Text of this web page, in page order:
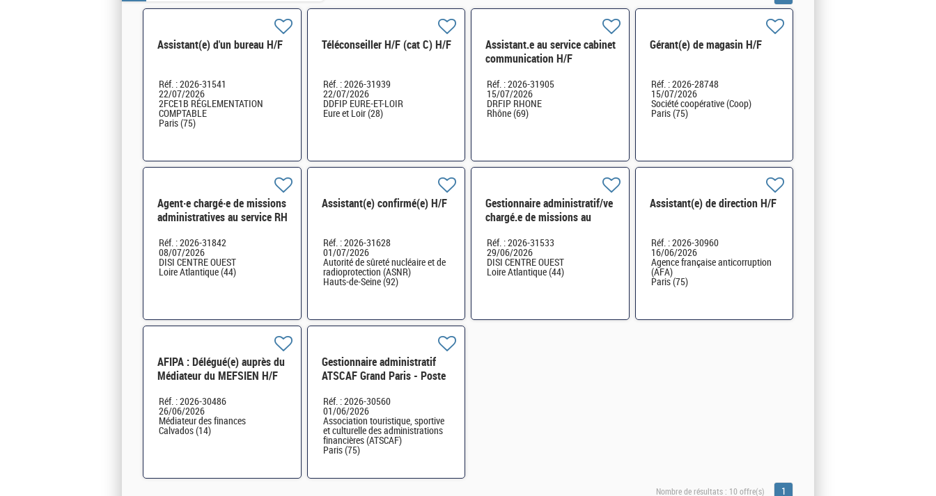
Assistant(e) d'un bureau H/F
Réf. : 2026-31541
22/07/2026
2FCE1B RÉGLEMENTATION
COMPTABLE
Paris (75)
Téléconseiller H/F (cat C) H/F
Réf. : 2026-31939
22/07/2026
DDFIP EURE-ET-LOIR
Eure et Loir (28)
Assistant.e au service cabinet
communication H/F
Réf. : 2026-31905
15/07/2026
DRFIP RHONE
Rhône (69)
Gérant(e) de magasin H/F
Réf. : 2026-28748
15/07/2026
Société coopérative (Coop)
Paris (75)
Agent·e chargé·e de missions
administratives au service RH
Réf. : 2026-31842
08/07/2026
DISI CENTRE OUEST
Loire Atlantique (44)
Assistant(e) confirmé(e) H/F
Réf. : 2026-31628
01/07/2026
Autorité de sûreté nucléaire et de
radioprotection (ASNR)
Hauts-de-Seine (92)
Gestionnaire administratif/ve
chargé.e de missions au
H/F
Réf. : 2026-31533
29/06/2026
DISI CENTRE OUEST
Loire Atlantique (44)
Assistant(e) de direction H/F
Réf. : 2026-30960
16/06/2026
Agence française anticorruption
(AFA)
Paris (75)
AFIPA : Délégué(e) auprès du
Médiateur du MEFSIEN H/F
Réf. : 2026-30486
26/06/2026
Médiateur des finances
Calvados (14)
Gestionnaire administratif
ATSCAF Grand Paris - Poste
Réf. : 2026-30560
01/06/2026
Association touristique, sportive
et culturelle des administrations
financières (ATSCAF)
Paris (75)
Nombre de résultats : 10 offre(s) 1